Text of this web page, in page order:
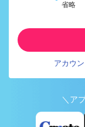
省略
アカウ
＼ア